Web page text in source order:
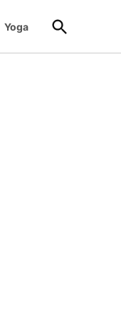
Yoga
Open
Search